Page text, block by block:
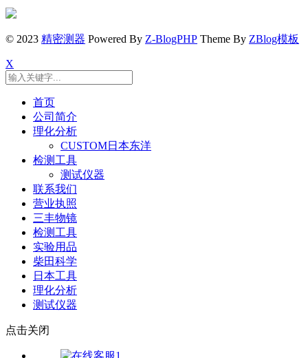
© 2023 精密测器 Powered By Z-BlogPHP Theme By ZBlog模板
X
首页
公司简介
理化分析
CUSTOM日本东洋
检测工具
测试仪器
联系我们
营业执照
三丰物镜
检测工具
实验用品
柴田科学
日本工具
理化分析
测试仪器
点击关闭